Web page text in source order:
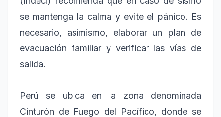
se mantenga la calma y evite el pánico. Es
necesario, asimismo, elaborar un plan de
evacuación familiar y verificar las vías de
salida.
Perú se ubica en la zona denominada
Cinturón de Fuego del Pacífico, donde se